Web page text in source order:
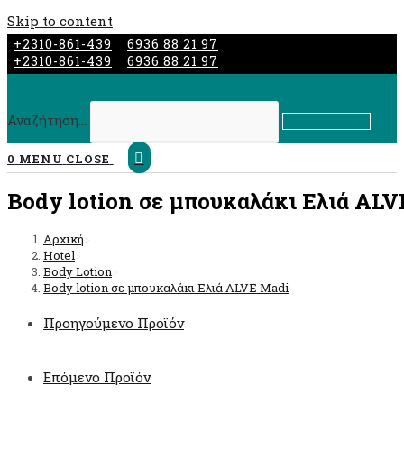
Skip to content
+2310-861-439
6936 88 21 97
+2310-861-439
6936 88 21 97
Αναζήτηση...
0 MENU CLOSE
Body lotion σε μπουκαλάκι Ελιά
Αρχική
Hotel
Body Lotion
Body lotion σε μπουκαλάκι Ελιά ALVE Madi
Προηγούμενο Προϊόν
Επόμενο Προϊόν